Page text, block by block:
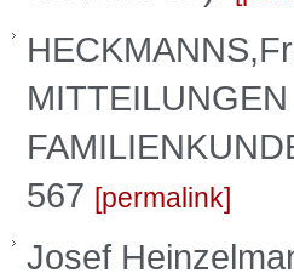
567 permalink
Josef